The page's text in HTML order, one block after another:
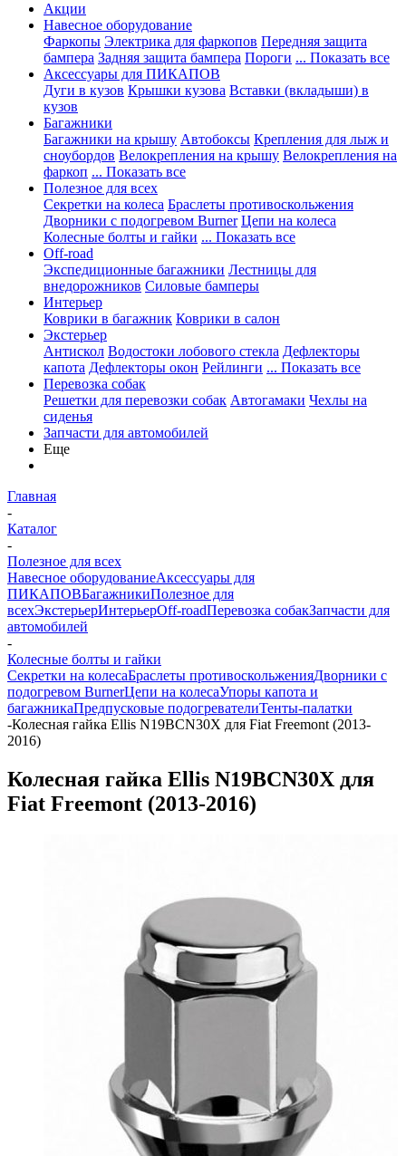
Акции
Навесное оборудование
Фаркопы Электрика для фаркопов Передняя защита
бампера Задняя защита бампера Пороги ... Показать все
Аксессуары для ПИКАПОВ
Дуги в кузов Крышки кузова Вставки (вкладыши) в
кузов
Багажники
Багажники на крышу Автобоксы Крепления для лыж и
сноубордов Велокрепления на крышу Велокрепления на
фаркоп ... Показать все
Полезное для всех
Секретки на колеса Браслеты противоскольжения
Дворники с подогревом Burner Цепи на колеса
Колесные болты и гайки ... Показать все
Off-road
Экспедиционные багажники Лестницы для
внедорожников Силовые бамперы
Интерьер
Коврики в багажник Коврики в салон
Экстерьер
Антискол Водостоки лобового стекла Дефлекторы
капота Дефлекторы окон Рейлинги ... Показать все
Перевозка собак
Решетки для перевозки собак Автогамаки Чехлы на
сиденья
Запчасти для автомобилей
Еще
Главная
-
Каталог
-
Полезное для всех
Навесное оборудованиеАксессуары для
ПИКАПОВБагажникиПолезное для
всехЭкстерьерИнтерьерOff-roadПеревозка собакЗапчасти для
автомобилей
-
Колесные болты и гайки
Секретки на колесаБраслеты противоскольженияДворники с
подогревом BurnerЦепи на колесаУпоры капота и
багажникаПредпусковые подогревателиТенты-палатки
-Колесная гайка Ellis N19BCN30X для Fiat Freemont (2013-
2016)
Колесная гайка Ellis N19BCN30X для
Fiat Freemont (2013-2016)